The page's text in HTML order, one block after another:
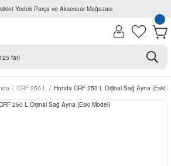
Yedek Parça ve Aksesuar Mağazası
CRF 250 L Honda CRF 250 L Orjinal Sağ Ayna (Eski